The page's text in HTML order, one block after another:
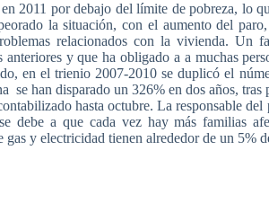
en 2011 por debajo dellímite depobreza, lo
lasituación, con el aumentodelparo
relacionados con lavivienda. Un
anterioresyque haobligado a a muchas
, en eltrienio 2007-2010 seduplicó el
se han disparadoun 326% en dosaños,tras
hasta octubre. Laresponsable del
se debe a que cada vezhaymás familias
gas y electricidad tienen alrededorde un 5%